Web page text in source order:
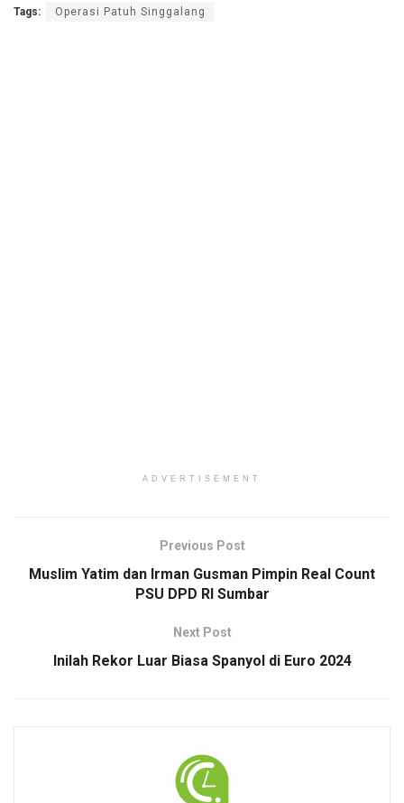
Tags: Operasi Patuh Singgalang
ADVERTISEMENT
Previous Post
Muslim Yatim dan Irman Gusman Pimpin Real Count
PSU DPD RI Sumbar
Next Post
Inilah Rekor Luar Biasa Spanyol di Euro 2024